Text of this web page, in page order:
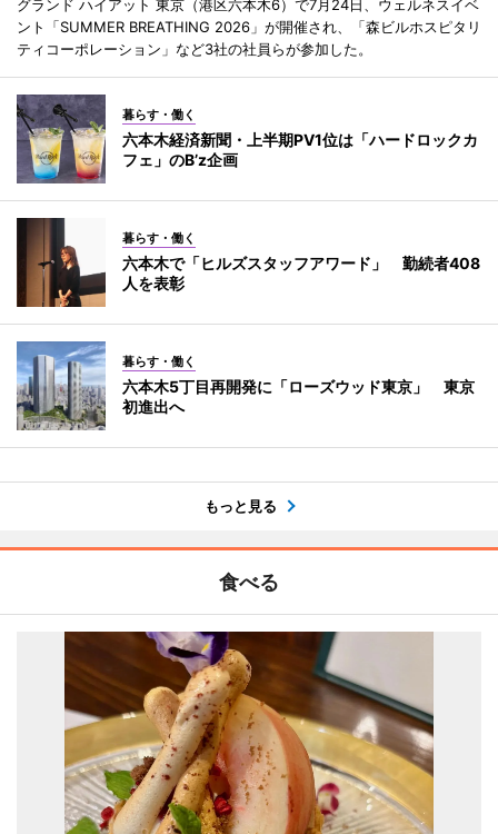
グランド ハイアット 東京（港区六本木6）で7月24日、ウェルネスイベ
ント「SUMMER BREATHING 2026」が開催され、「森ビルホスピタリ
ティコーポレーション」など3社の社員らが参加した。
暮らす・働く
六本木経済新聞・上半期PV1位は「ハードロックカ
フェ」のB’z企画
暮らす・働く
六本木で「ヒルズスタッフアワード」 勤続者408
人を表彰
暮らす・働く
六本木5丁目再開発に「ローズウッド東京」 東京
初進出へ
もっと見る
食べる